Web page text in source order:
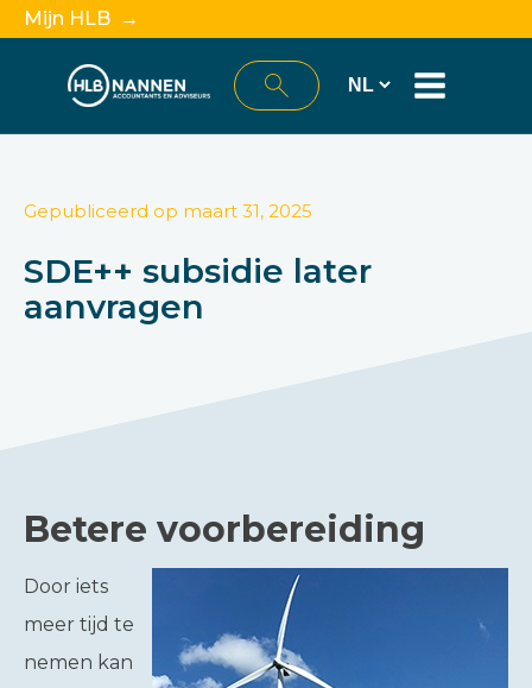
Mijn HLB →
Gepubliceerd op maart 31, 2025
SDE++ subsidie later
aanvragen
Betere voorbereiding
Door iets
meer tijd te
nemen kan